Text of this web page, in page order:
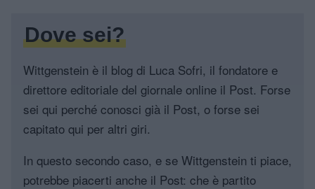
Dove sei?
Wittgenstein è il blog di Luca Sofri, il fondatore e
direttore editoriale del giornale online il Post. Forse
sei qui perché conosci già il Post, o forse sei
capitato qui per altri giri.
In questo secondo caso, e se Wittgenstein ti piace,
potrebbe piacerti anche il Post: che è partito